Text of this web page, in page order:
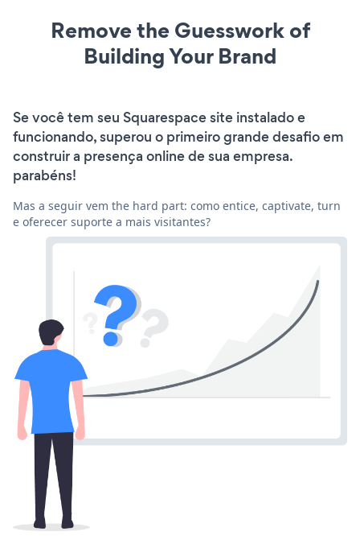
Remove the Guesswork of
Building Your Brand
Se você tem seu Squarespace site instalado e
funcionando, superou o primeiro grande desafio em
construir a presença online de sua empresa.
parabéns!
Mas a seguir vem the hard part: como entice, captivate, turn
e oferecer suporte a mais visitantes?